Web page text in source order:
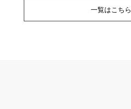
一覧はこちら